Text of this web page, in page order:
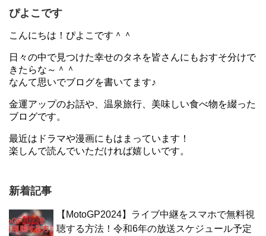
ぴよこです
こんにちは！ぴよこです＾＾
日々の中で見つけた幸せのタネを皆さんにもおすそ分けで
きたらな～＾＾
なんて思いでブログを書いてます♪
金運アップのお話や、温泉旅行、美味しい食べ物を綴った
ブログです。
最近はドラマや漫画にもはまっています！
楽しんで読んでいただければ嬉しいです。
新着記事
【MotoGP2024】ライブ中継をスマホで無料視
聴する方法！令和6年の放送スケジュール予定